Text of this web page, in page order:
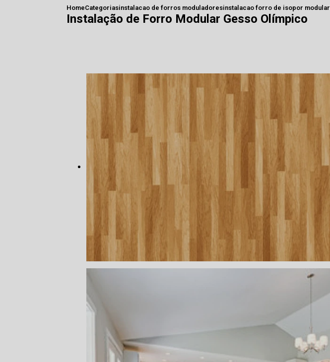
HomeCategoriasinstalacao de forros moduladoresinstalacao forro de isopor modular
Instalação de Forro Modular Gesso Olímpico